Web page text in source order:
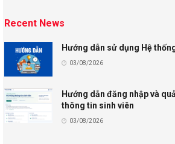
Recent News
Hướng dẫn sử dụng Hệ
03/08/2026
Hướng dẫn đăng nhập và
thông tin sinh viên
03/08/2026